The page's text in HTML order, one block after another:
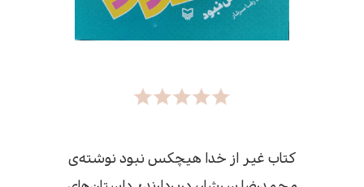
کتاب غیر از خدا هیچکس نبود نوشته‌ی